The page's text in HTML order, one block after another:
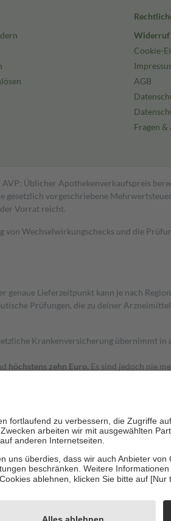
Widerruf
Cookie-
AGB
Fragen
Üblicher Apothekenverkaufspreis
vorgeschriebene
Vorrat reicht.
Wechselwirkungschecks und die
genaue Lieferzeitpunkt kann je nach
Prüfungen, die zu deiner
Krankenversicherung übernimmt in
höchstens zehn Euro. Es sind jedoch nie
fallenkeine Zuzahlungen an bei: